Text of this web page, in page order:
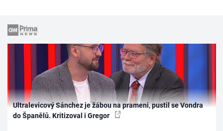
Ultralevicový Sánchez je žábou na prameni, pustil se Vondra
do Španělů. Kritizoval i Gregor